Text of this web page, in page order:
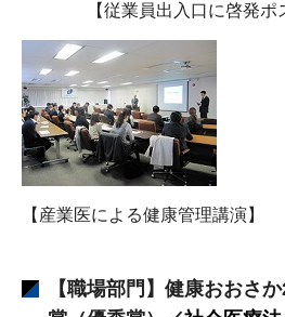
【従業員出入口に啓発ポ
【産業医による健康管理講演】
【職場部門】健康おおさ